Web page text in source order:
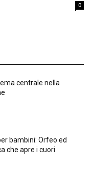
0
centrale nella
bambini: Orfeo ed
che apre i cuori